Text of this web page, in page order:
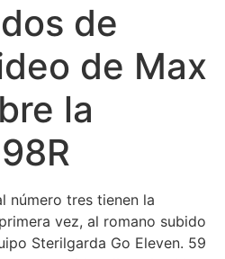
de
de Max
la
número tres tienen la
vez, al romano subido
Sterilgarda Go Eleven. 59